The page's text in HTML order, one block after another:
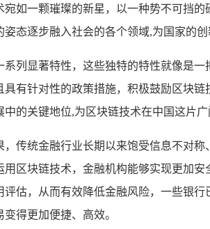
如一颗璀璨的新星，以一种势不可挡
态逐步融入社会的各个领域,为国家的创
列显著特性，这些独特的特性就像是
有针对性的政策措施，积极鼓励区块
中的关键地位,为区块链技术在中国这片
传统金融行业长期以来饱受信息不对
区块链技术，金融机构能够实现更加
估，从而有效降低金融风险，一些银
得更加便捷、高效。